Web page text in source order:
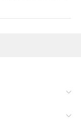
庫あり
社内デー
担当のオ
販売員に